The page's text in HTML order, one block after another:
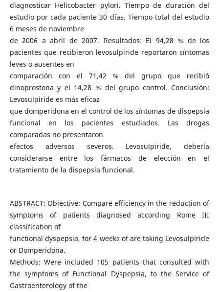
diagnosticar Helicobacter pylori. Tiempo de duración del
estudio por cada paciente 30 días. Tiempo total del estudio
6 meses de noviembre
de 2006 a abril de 2007. Resultados: El 94,28 % de los
pacientes que recibieron levosulpiride reportaron síntomas
leves o ausentes en
comparación con el 71,42 % del grupo que recibió
dinoprostona y el 14,28 % del grupo control. Conclusión:
Levosulpiride es más eficaz
que domperidona en el control de los síntomas de dispepsia
funcional en los pacientes estudiados. Las drogas
comparadas no presentaron
efectos adversos severos. Levosulpiride, debería
considerarse entre los fármacos de elección en el
tratamiento de la dispepsia funcional.
ABSTRACT: Objective: Compare efficiency in the reduction of
symptoms of patients diagnosed according Rome III
classification of
functional dyspepsia, for 4 weeks of are taking Levosulpiride
or Domperidona.
Methods: Were included 105 patients that consulted with
the symptoms of Functional Dyspepsia, to the Service of
Gastroenterology of the